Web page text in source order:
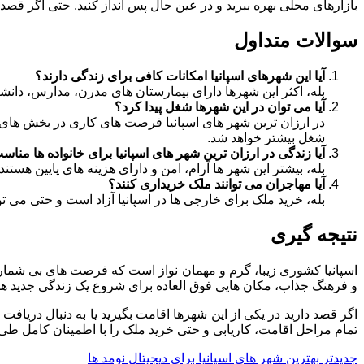
بازارهای محلی بهره ببرید و در عین حال پس انداز کنید. حتی اگر قصد
سوالات متداول
آیا این شهرهای اسپانیا امکانات کافی برای زندگی دارند؟
بله، اکثر این شهرها دارای بیمارستان های مدرن، مدارس،
آیا می توان در این شهرها شغل پیدا کرد؟
در ارزان ترین شهر های اسپانیا فرصت های کاری در بخش های
شغل بیشتر خواهد شد.
آیا زندگی در ارزان ترین شهر های اسپانیا برای خانواده ها
بله، بیشتر این شهر ها آرام، امن و دارای هزینه های پایین
آیا مهاجران می توانند ملک خریداری کنند؟
بله، خرید ملک برای خارجی ها در اسپانیا آزاد است و حتی می
نتیجه گیری
اسپانیا کشوری زیبا، گرم و مهمان نواز است که فرصت های بی
و فرهنگ جذاب، مکان هایی فوق العاده برای شروع یک زندگی جدید
اگر قصد دارید در یکی از این شهرها اقامت بگیرید یا به دنبال
تمام مراحل اقامت، کاریابی و حتی خرید ملک را با اطمینان کامل طی
جدیدتر بهترین شهر های اسپانیا برای دیجیتال نومد ها